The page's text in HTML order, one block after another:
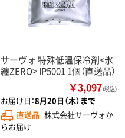
サーヴォ 特殊低温保冷剤<氷
纏ZERO> IP5001 1個（直送品）
￥3,097（税込）
お届け日：8月20日（木）まで
直送品 株式会社サーヴォか
らお届け